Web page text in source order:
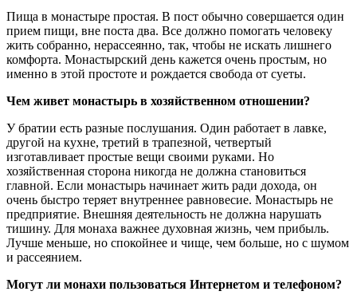
Пища в монастыре простая. В пост обычно совершается один
прием пищи, вне поста два. Все должно помогать человеку
жить собранно, нерассеянно, так, чтобы не искать лишнего
комфорта. Монастырский день кажется очень простым, но
именно в этой простоте и рождается свобода от суеты.
Чем живет монастырь в хозяйственном отношении?
У братии есть разные послушания. Один работает в лавке,
другой на кухне, третий в трапезной, четвертый
изготавливает простые вещи своими руками. Но
хозяйственная сторона никогда не должна становиться
главной. Если монастырь начинает жить ради дохода, он
очень быстро теряет внутреннее равновесие. Монастырь не
предприятие. Внешняя деятельность не должна нарушать
тишину. Для монаха важнее духовная жизнь, чем прибыль.
Лучше меньше, но спокойнее и чище, чем больше, но с шумом
и рассеянием.
Могут ли монахи пользоваться Интернетом и телефоном?